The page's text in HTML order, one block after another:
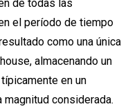
de todas las
el período de tiempo
como una única
almacenando un
en un
considerada.